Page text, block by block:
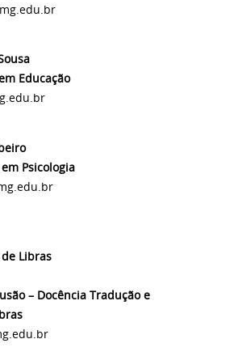
Educação
Psicologia
Libras
– Docência Tradução e